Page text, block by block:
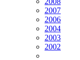
2007
2006
2004
2003
2002